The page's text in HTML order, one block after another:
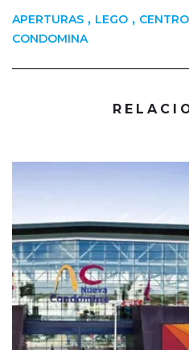
APERTURAS , LEGO ,
CONDOMINA